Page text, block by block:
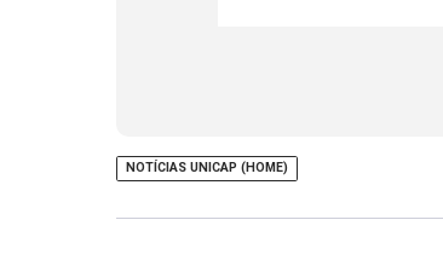
NOTÍCIAS UNICAP (HOME)